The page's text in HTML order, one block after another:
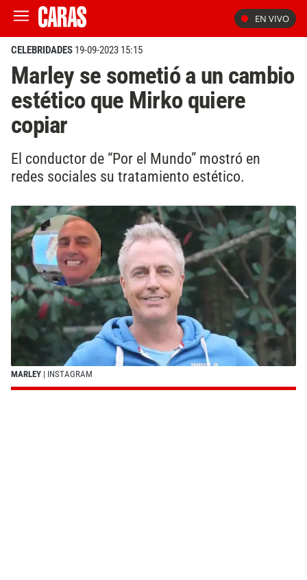
EN VIVO
CELEBRIDADES 19-09-2023 15:15
Marley se sometió a un cambio
estético que Mirko quiere
copiar
El conductor de “Por el Mundo” mostró en
redes sociales su tratamiento estético.
MARLEY | INSTAGRAM